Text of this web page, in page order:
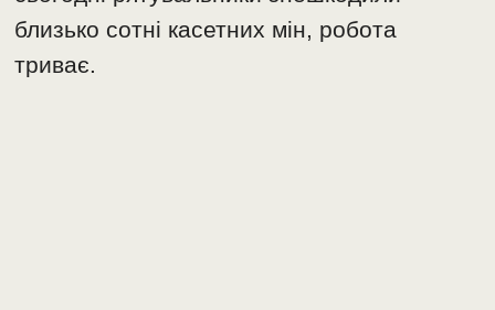
близько сотні касетних мін, робота
триває.